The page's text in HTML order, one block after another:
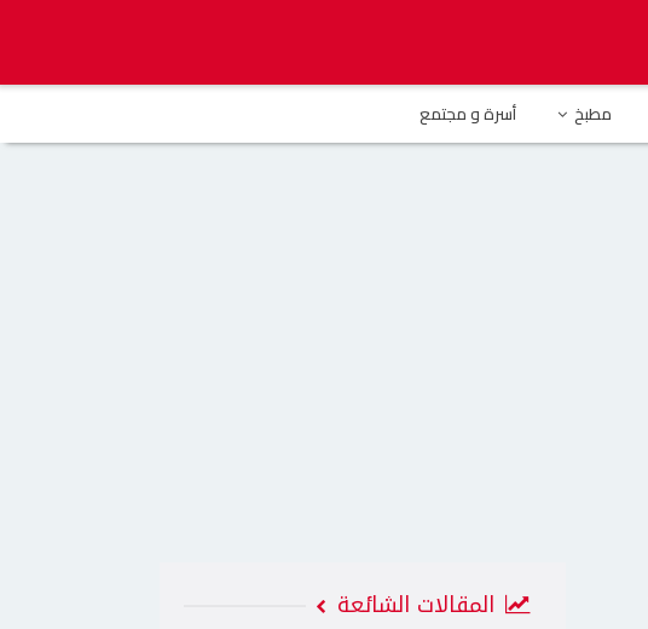
مطبخ أسرة و مجتمع
المقالات الشائعة